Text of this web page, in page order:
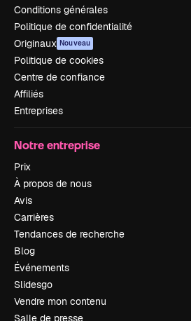
Conditions générales
Politique de confidentialité
Originaux Nouveau
Politique de cookies
Centre de confiance
Affiliés
Entreprises
Notre entreprise
Prix
À propos de nous
Avis
Carrières
Tendances de recherche
Blog
Événements
Slidesgo
Vendre mon contenu
Salle de presse